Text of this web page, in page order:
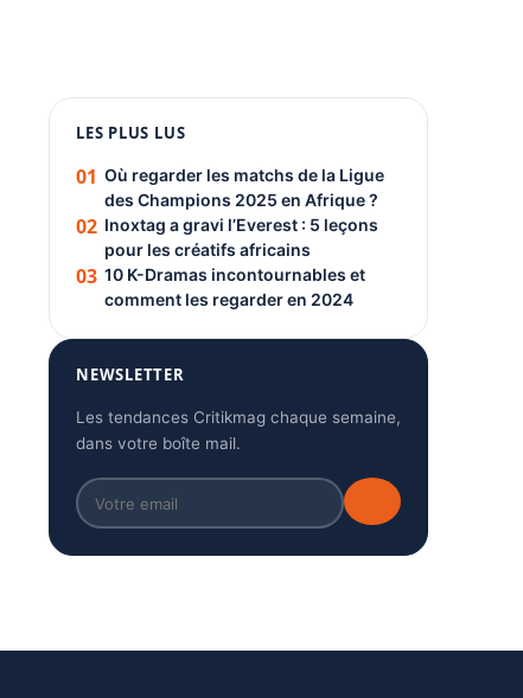
PUBLICITÉ
LES PLUS LUS
01 Où regarder les matchs de la Ligue
des Champions 2025 en Afrique ?
02 Inoxtag a gravi l’Everest : 5 leçons
pour les créatifs africains
03 10 K-Dramas incontournables et
comment les regarder en 2024
NEWSLETTER
Les tendances Critikmag chaque semaine,
dans votre boîte mail.